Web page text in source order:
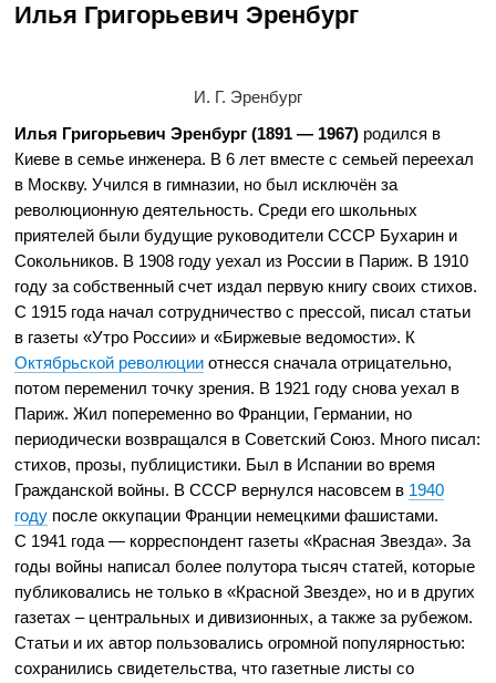
Илья Григорьевич Эренбург
И. Г. Эренбург
Илья Григорьевич Эренбург (1891 — 1967) родился в
Киеве в семье инженера. В 6 лет вместе с семьей переехал
в Москву. Учился в гимназии, но был исключён за
революционную деятельность. Среди его школьных
приятелей были будущие руководители СССР Бухарин и
Сокольников. В 1908 году уехал из России в Париж. В 1910
году за собственный счет издал первую книгу своих стихов.
С 1915 года начал сотрудничество с прессой, писал статьи
в газеты «Утро России» и «Биржевые ведомости». К
Октябрьской революции отнесся сначала отрицательно,
потом переменил точку зрения. В 1921 году снова уехал в
Париж. Жил попеременно во Франции, Германии, но
периодически возвращался в Советский Союз. Много писал:
стихов, прозы, публицистики. Был в Испании во время
Гражданской войны. В СССР вернулся насовсем в 1940
году после оккупации Франции немецкими фашистами.
С 1941 года — корреспондент газеты «Красная Звезда». За
годы войны написал более полутора тысяч статей, которые
публиковались не только в «Красной Звезде», но и в других
газетах – центральных и дивизионных, а также за рубежом.
Статьи и их автор пользовались огромной популярностью:
сохранились свидетельства, что газетные листы со